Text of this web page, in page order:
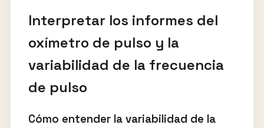
Interpretar los informes del
oxímetro de pulso y la
variabilidad de la frecuencia
de pulso
Cómo entender la variabilidad de la